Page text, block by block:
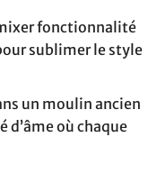
fonctionnalité
sublimer le style
un moulin ancien
d’âme où chaque